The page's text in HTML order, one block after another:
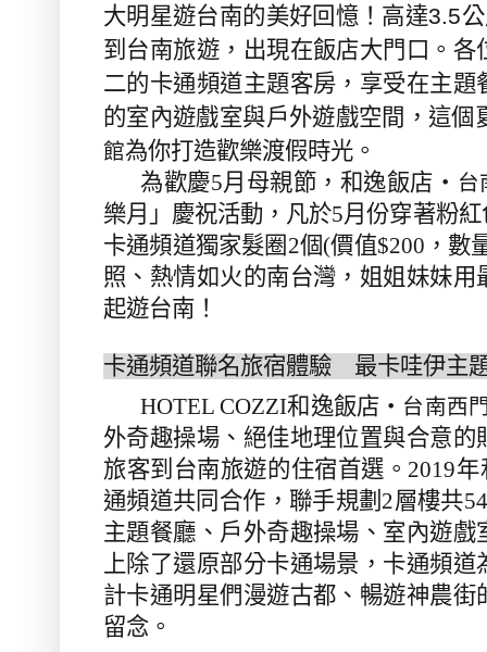
大明星遊台南的美好回憶！高達3.5
到台南旅遊，出現在飯店大門口。
二的卡通頻道主題客房，享受在主
的室內遊戲室與戶外遊戲空間，這個
館為你打造歡樂渡假時光。
為歡慶5月母親節，和逸飯店‧ 台
樂月」慶祝活動，凡於5月份穿著粉
卡通頻道獨家髮圈 2個(價值$200 ，數
照、熱情如火的南台灣，姐姐妹妹
起遊台南！
卡通頻道聯名旅宿體驗 最卡哇伊主
HOTEL COZZI和逸飯店‧ 台南西
外奇趣操場、絕佳地理位置與合意
旅客到台南旅遊的住宿首選。 2019
通頻道共同合作，聯手規劃 2層樓共54
主題餐廳、戶外奇趣操場、室內遊
上除了還原部分卡通場景，卡通頻
計卡通明星們漫遊古都、暢遊神農
留念。